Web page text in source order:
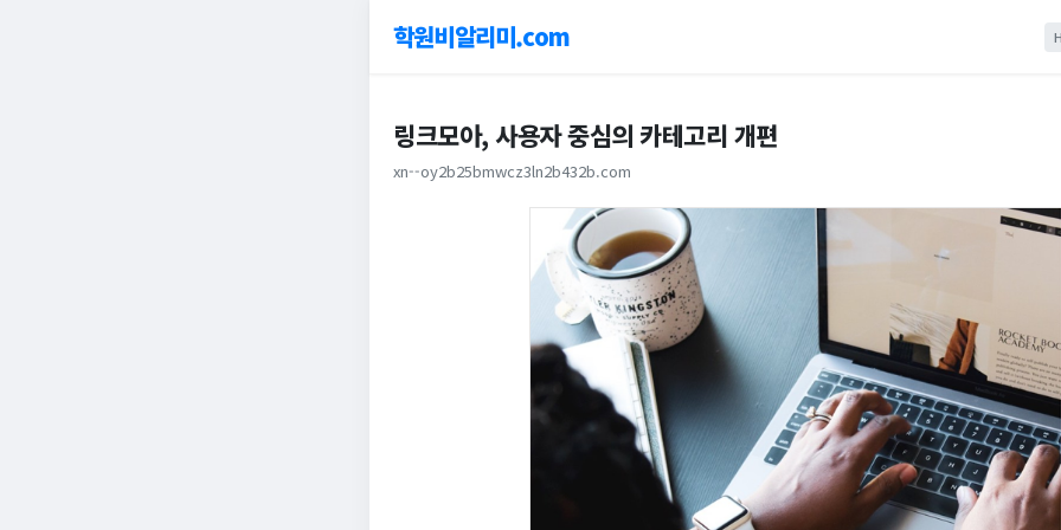
학원비알리미.com
링크모아, 사용자 중심의 카테고리 개편
xn--oy2b25bmwcz3ln2b432b.com